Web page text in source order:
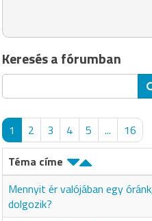
Keresés a fórumban
1 2 3 4 5 ... 16
Téma címe
Mennyit ér valójában egy
dolgozik?